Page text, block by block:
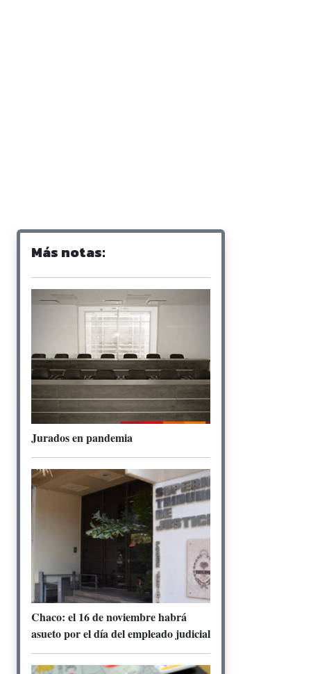
Más notas:
Jurados en pandemia
Chaco: el 16 de noviembre habrá
asueto por el día del empleado judicial